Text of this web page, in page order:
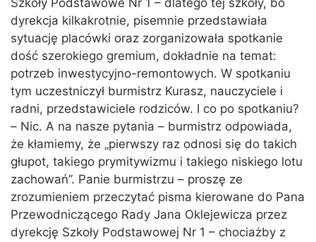
Szkoły Podstawowe Nr 1 – dlatego tej szkoły, bo
dyrekcja kilkakrotnie, pisemnie przedstawiała
sytuację placówki oraz zorganizowała spotkanie
dość szerokiego gremium, dokładnie na temat:
potrzeb inwestycyjno-remontowych. W spotkaniu
tym uczestniczył burmistrz Kurasz, nauczyciele i
radni, przedstawiciele rodziców. I co po spotkaniu?
– Nic. A na nasze pytania – burmistrz odpowiada,
że kłamiemy, że „pierwszy raz odnosi się do takich
głupot, takiego prymitywizmu i takiego niskiego lotu
zachowań”. Panie burmistrzu – proszę ze
zrozumieniem przeczytać pisma kierowane do Pana
Przewodniczącego Rady Jana Oklejewicza przez
dyrekcję Szkoły Podstawowej Nr 1 – chociażby z